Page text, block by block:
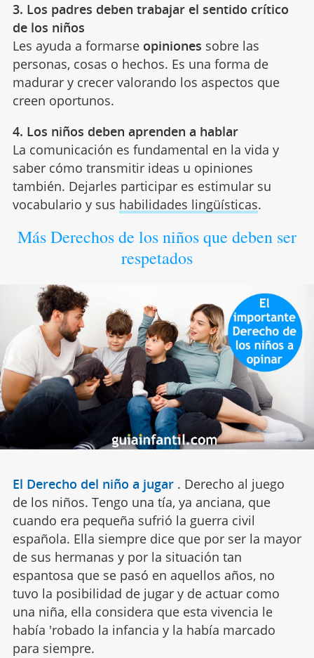
3. Los padres deben trabajar el sentido crítico
de los niños
Les ayuda a formarse opiniones sobre las
personas, cosas o hechos. Es una forma de
madurar y crecer valorando los aspectos que
creen oportunos.
4. Los niños deben aprenden a hablar
La comunicación es fundamental en la vida y
saber cómo transmitir ideas u opiniones
también. Dejarles participar es estimular su
vocabulario y sus habilidades lingüísticas.
Más Derechos de los niños que deben ser
respetados
El Derecho del niño a jugar . Derecho al juego
de los niños. Tengo una tía, ya anciana, que
cuando era pequeña sufrió la guerra civil
española. Ella siempre dice que por ser la mayor
de sus hermanas y por la situación tan
espantosa que se pasó en aquellos años, no
tuvo la posibilidad de jugar y de actuar como
una niña, ella considera que esta vivencia le
había 'robado la infancia y la había marcado
para siempre.